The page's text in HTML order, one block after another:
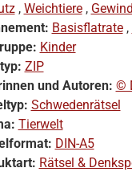
, Weichtiere,
Basisflatrate,
Kinder
ZIP
und Autoren: ©
Schwedenrätsel
Tierwelt
DIN-A5
Rätsel &